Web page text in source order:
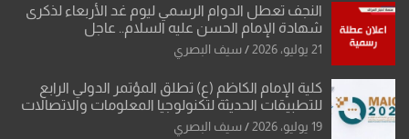
النجف تعطل الدوام الرسمي ليوم غد الأربعاء لذكرى
شهادة الإمام الحسن عليه السلام.. عاجل
21 يوليو، 2026 سيف البصري
كلية الإمام الكاظم (ع) تطلق المؤتمر الدولي الرابع
للتطبيقات الحديثة لتكنولوجيا المعلومات والاتصالات
19 يوليو، 2026 سيف البصري